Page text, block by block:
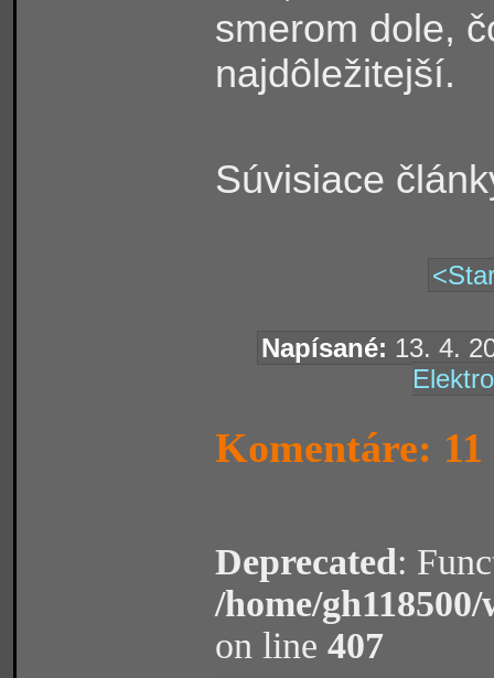
smerom dole,
najdôležitejší.
Súvisiace
Napísané: 13. 4.
Komentáre: 11
Deprecated:
/home/
on line 407